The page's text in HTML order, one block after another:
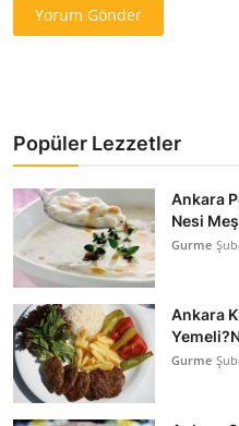
Yorum Gönder
Popüler Lezzetler
Ankara
Nesi
Gurme
Ankara
Gurme